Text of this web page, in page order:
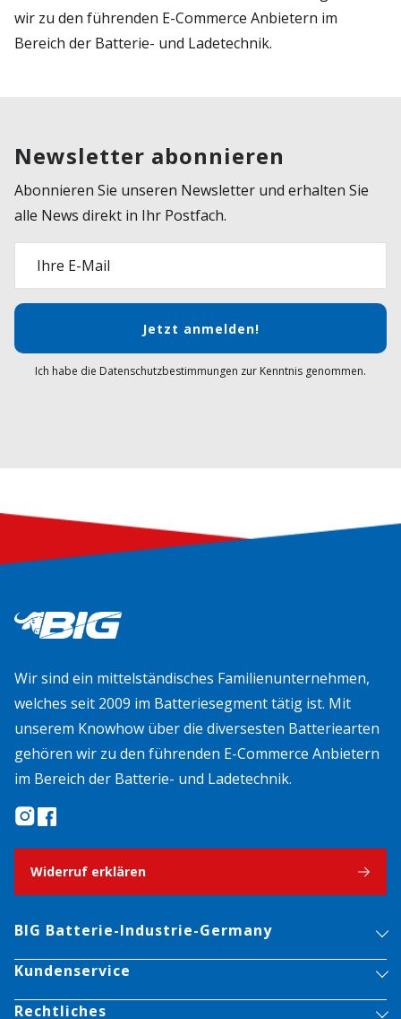
wir zu den führenden E-Commerce Anbietern im
Bereich der Batterie- und Ladetechnik.
Newsletter abonnieren
Abonnieren Sie unseren Newsletter und erhalten Sie
alle News direkt in Ihr Postfach.
Ihre E-Mail
Jetzt anmelden!
Ich habe die Datenschutzbestimmungen zur Kenntnis genommen.
Wir sind ein mittelständisches Familienunternehmen,
welches seit 2009 im Batteriesegment tätig ist. Mit
unserem Knowhow über die diversesten Batteriearten
gehören wir zu den führenden E-Commerce Anbietern
im Bereich der Batterie- und Ladetechnik.
Widerruf erklären
BIG Batterie-Industrie-Germany
Kundenservice
Rechtliches